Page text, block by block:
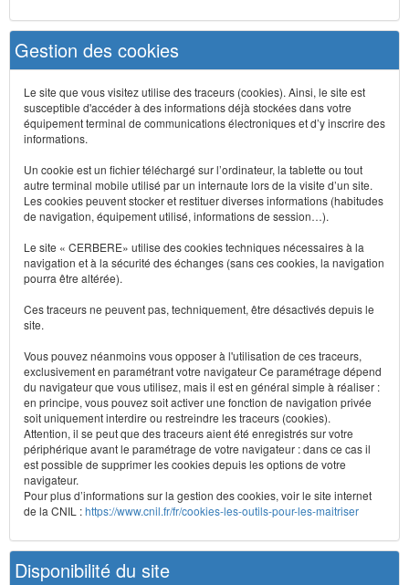
Gestion des cookies
Le site que vous visitez utilise des traceurs (cookies). Ainsi, le site est
susceptible d'accéder à des informations déjà stockées dans votre
équipement terminal de communications électroniques et d’y inscrire des
informations.
Un cookie est un fichier téléchargé sur l’ordinateur, la tablette ou tout
autre terminal mobile utilisé par un internaute lors de la visite d’un site.
Les cookies peuvent stocker et restituer diverses informations (habitudes
de navigation, équipement utilisé, informations de session…).
Le site « CERBERE» utilise des cookies techniques nécessaires à la
navigation et à la sécurité des échanges (sans ces cookies, la navigation
pourra être altérée).
Ces traceurs ne peuvent pas, techniquement, être désactivés depuis le
site.
Vous pouvez néanmoins vous opposer à l'utilisation de ces traceurs,
exclusivement en paramétrant votre navigateur Ce paramétrage dépend
du navigateur que vous utilisez, mais il est en général simple à réaliser :
en principe, vous pouvez soit activer une fonction de navigation privée
soit uniquement interdire ou restreindre les traceurs (cookies).
Attention, il se peut que des traceurs aient été enregistrés sur votre
périphérique avant le paramétrage de votre navigateur : dans ce cas il
est possible de supprimer les cookies depuis les options de votre
navigateur.
Pour plus d’informations sur la gestion des cookies, voir le site internet
de la CNIL :https://www.cnil.fr/fr/cookies-les-outils-pour-les-maitriser
Disponibilité du site